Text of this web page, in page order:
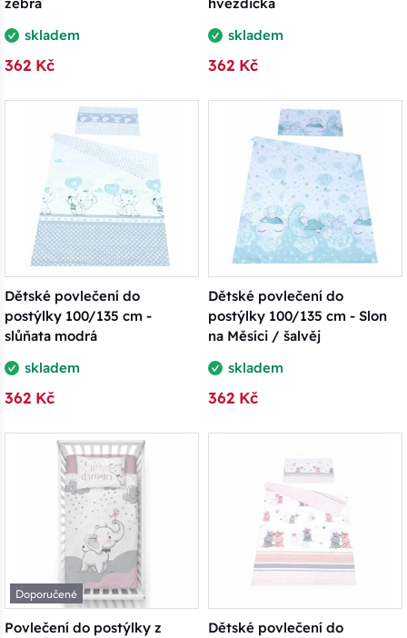
skladem
362 Kč
skladem
362 Kč
Dětské povlečení do
postýlky 100/135 cm -
slůňata modrá
skladem
362 Kč
Dětské povlečení do
postýlky 100/135 cm - Slon
na Měsíci / šalvěj
skladem
362 Kč
Doporučené
Povlečení do postýlky z
Dětské povlečení do